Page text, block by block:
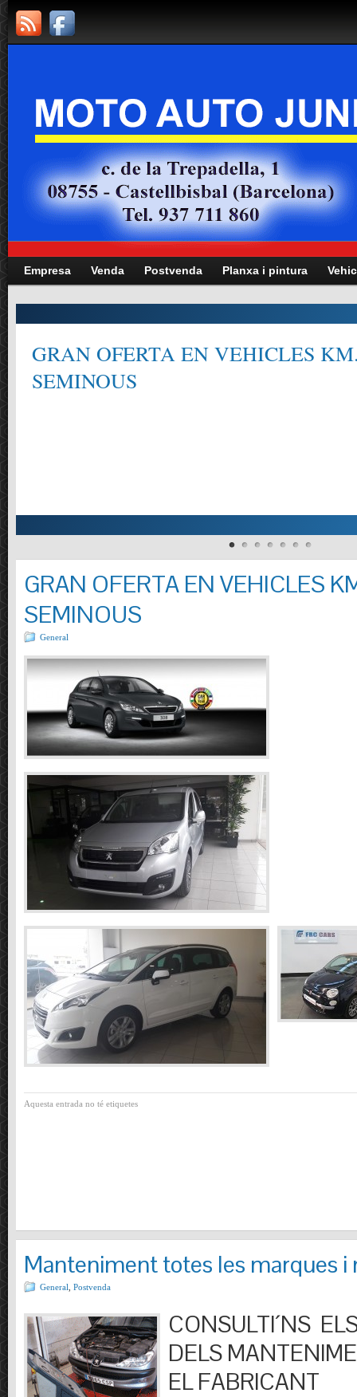
Empresa Venda Postvenda Planxa i pintura
GRAN OFERTA EN VEHICLES
SEMINOUS
GRAN OFERTA EN VEHICLES
SEMINOUS
General
Aquesta entrada no té etiquetes
Manteniment totes les marques i
General Postvenda
CONSULTI´NS
DELS
EL FABRICANT